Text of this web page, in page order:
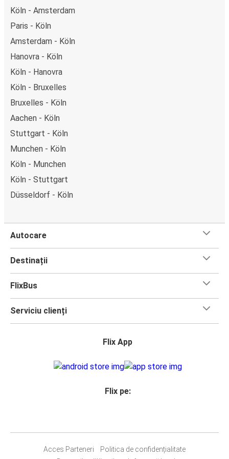
Köln - Amsterdam
Paris - Köln
Amsterdam - Köln
Hanovra - Köln
Köln - Hanovra
Köln - Bruxelles
Bruxelles - Köln
Aachen - Köln
Stuttgart - Köln
Munchen - Köln
Köln - Munchen
Köln - Stuttgart
Düsseldorf - Köln
Autocare
Destinații
FlixBus
Serviciu clienți
Flix App
Flix pe:
Acces Parteneri
Politica de confidențialitate